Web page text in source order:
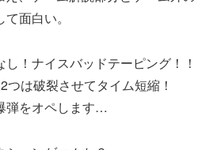
面白い。
！ナイスバッドテーピング！！
は破裂させてタイム短縮！
弾をオペします…